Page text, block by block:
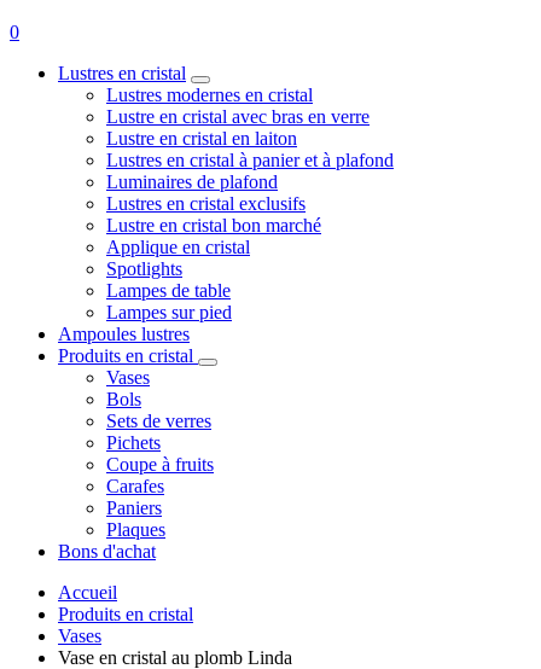
0
Lustres en cristal
Lustres modernes en cristal
Lustre en cristal avec bras en verre
Lustre en cristal en laiton
Lustres en cristal à panier et à plafond
Luminaires de plafond
Lustres en cristal exclusifs
Lustre en cristal bon marché
Applique en cristal
Spotlights
Lampes de table
Lampes sur pied
Ampoules lustres
Produits en cristal
Vases
Bols
Sets de verres
Pichets
Coupe à fruits
Carafes
Paniers
Plaques
Bons d'achat
Accueil
Produits en cristal
Vases
Vase en cristal au plomb Linda